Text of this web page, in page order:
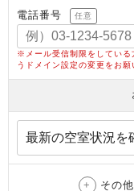
電話番号 任意
※メール受信制限をしてい
うドメイン設定の変更をお願
その